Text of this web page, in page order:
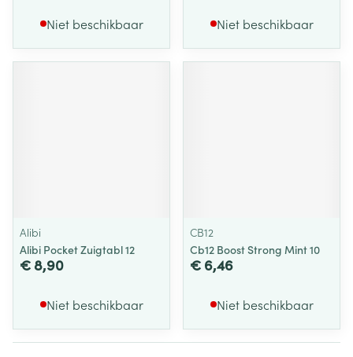
Niet beschikbaar Niet beschikbaar
Alibi
Alibi Pocket Zuigtabl 12
€ 8,90
Niet beschikbaar
CB12
Cb12 Boost Strong Mint 10
€ 6,46
Niet beschikbaar